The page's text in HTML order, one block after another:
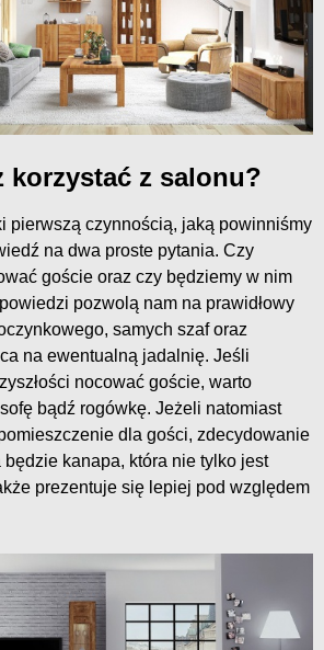
korzystać z salonu?
pierwszą czynnością, jaką powinniśmy
na dwa proste pytania. Czy
goście oraz czy będziemy w nim
pozwolą nam na prawidłowy
samych szaf oraz
na ewentualną jadalnię. Jeśli
nocować goście, warto
bądź rogówkę. Jeżeli natomiast
dla gości, zdecydowanie
będzie kanapa, która nie tylko jest
prezentuje się lepiej pod względem